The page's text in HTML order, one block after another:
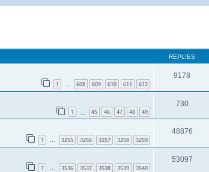
REPLIES
1 … 608 609 610 611 612
9178
1 45 46 47 48 49
730
1 … 3255 3256 3257 3258 3259
48876
1 … 3536 3537 3538 3539 3540
53097